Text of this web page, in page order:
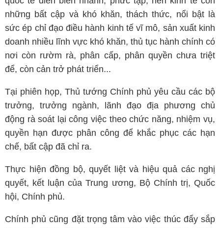
những bất cập và khó khăn, thách thức, nổi bật là
sức ép chỉ đạo điều hành kinh tế vĩ mô, sản xuất kinh
doanh nhiều lĩnh vực khó khăn, thủ tục hành chính có
nơi còn rườm rà, phân cấp, phân quyền chưa triệt
để, còn cản trở phát triển...
Tại phiên họp, Thủ tướng Chính phủ yêu cầu các bộ
trưởng, trưởng ngành, lãnh đạo địa phương chủ
động rà soát lại công việc theo chức năng, nhiệm vụ,
quyền hạn được phân công để khắc phục các hạn
chế, bất cập đã chỉ ra.
Thực hiện đồng bộ, quyết liệt và hiệu quả các nghị
quyết, kết luận của Trung ương, Bộ Chính trị, Quốc
hội, Chính phủ.
Chính phủ cũng đặt trọng tâm vào việc thúc đẩy sắp